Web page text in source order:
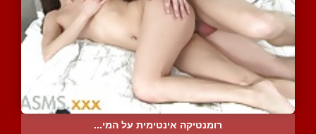
רומנטיקה אינטימית על המי...